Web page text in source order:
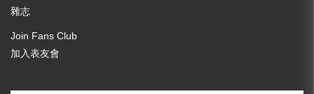
雜志
Join Fans Club
加入表友會